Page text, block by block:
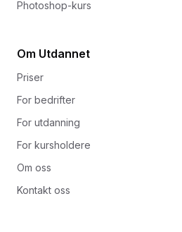
Photoshop-kurs
Om Utdannet
Priser
For bedrifter
For utdanning
For kursholdere
Om oss
Kontakt oss